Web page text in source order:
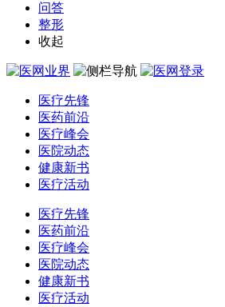
问答
整形
收起
医疗先锋
医药前沿
医疗峰会
医院动态
健康新书
医疗活动
医疗先锋
医药前沿
医疗峰会
医院动态
健康新书
医疗活动